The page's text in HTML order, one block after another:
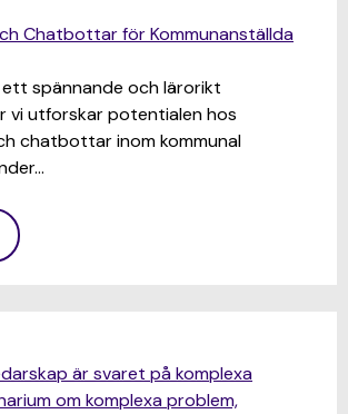
Chatbottar för Kommunanställda
ett spännande och lärorikt
vi utforskar potentialen hos
chatbottar inom kommunal
är svaret på komplexa
om komplexa problem,